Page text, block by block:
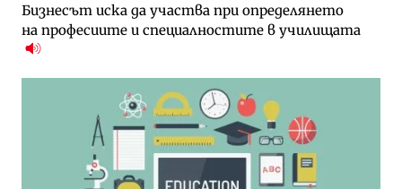
Бизнесът иска да участва при определянето
на професиите и специалностите в училищата